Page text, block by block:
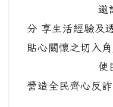
邀請知名藝
分 享生活經驗及
貼心關懷之切入角
使民眾對反
營造全民齊心反詐